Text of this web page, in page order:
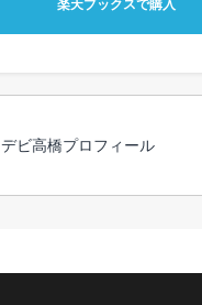
楽天ブックスで購入
デビ高橋プロフィール